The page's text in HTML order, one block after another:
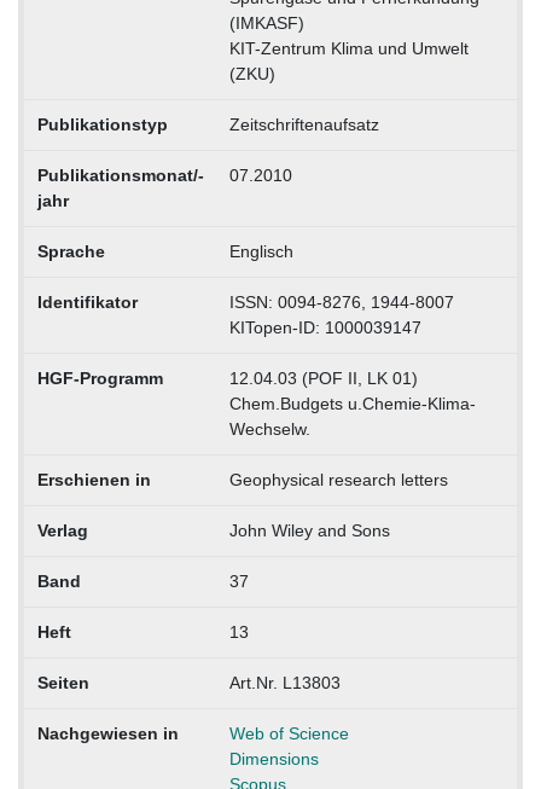
(IMKASF)
KIT-Zentrum Klima und Umwelt
(ZKU)
Publikationstyp Zeitschriftenaufsatz
Publikationsmonat/-
jahr
07.2010
Sprache Englisch
Identifikator
ISSN: 0094-8276, 1944-8007
KITopen-ID: 1000039147
HGF-Programm
12.04.03 (POF II, LK 01)
Chem.Budgets u.Chemie-Klima-
Wechselw.
Erschienen in Geophysical research letters
Verlag John Wiley and Sons
Band 37
Heft 13
Seiten Art.Nr. L13803
Nachgewiesen in
Web of Science
Dimensions
Scopus